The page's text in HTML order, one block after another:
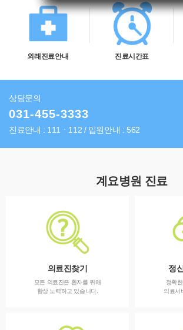
외래진료안내 진료시간표
상담문의
031-455-3333
진료안내 : 111ㆍ112 / 입원안내 : 562
계요병원 진료
의료진찾기
모든 의료진은 환자를 위해
항상 노력하고 있습니다.
정
정확
의료서